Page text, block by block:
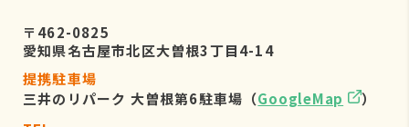
〒462-0825
愛知県名古屋市北区大曽根3丁目4-14
提携駐車場
三井のリパーク 大曽根第6駐車場（GoogleMap
）